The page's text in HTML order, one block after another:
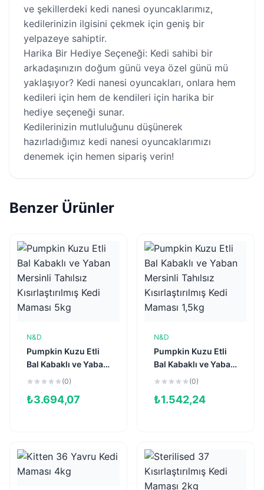
ve şekillerdeki kedi nanesi oyuncaklarımız,
kedilerinizin ilgisini çekmek için geniş bir
yelpazeye sahiptir.
Harika Bir Hediye Seçeneği: Kedi sahibi bir
arkadaşınızın doğum günü veya özel günü mü
yaklaşıyor? Kedi nanesi oyuncakları, onlara hem
kedileri için hem de kendileri için harika bir
hediye seçeneği sunar.
Kedilerinizin mutluluğunu düşünerek
hazırladığımız kedi nanesi oyuncaklarımızı
denemek için hemen sipariş verin!
Benzer Ürünler
N&D
Pumpkin Kuzu Etli
Bal Kabaklı ve Yaban
Mersinli Tahılsız
Maması 5kg
(0)
₺3.694,07
N&D
Pumpkin Kuzu Etli
Bal Kabaklı ve Yaban
Mersinli Tahılsız
Maması 1,5kg
(0)
₺1.542,24